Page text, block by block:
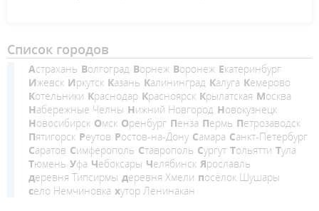
Список городов
Астрахань Волгоград Ворнеж Воронеж
Екатеринбург
Ижевск
Иркутск Казань Калининград Калуга
Кемерово
Котельники
Краснодар Красноярск Крылатская
Москва
Набережные Челны
Нижний Новгород
Новокузнецк
Новосибирск
Омск Оренбург Пенза Пермь
Петрозаводск
Пятигорск
Реутов Ростов-на-Дону Самара
Санкт-Петербург
Саратов
Симферополь Ставрополь Сургут Тольятти
Тула
Тюмень
Уфа Чебоксары Челябинск
Ярославль
деревня Типсирмы
деревня Хмели
посёлок Шушары
село Немчиновка
хутор Ленинакан